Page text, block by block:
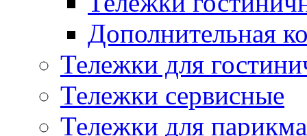
Дополнительная
Тележки для
Тележки сервисные
Тележки для